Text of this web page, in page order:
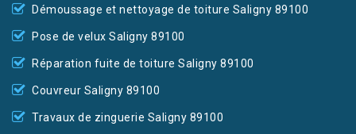
Démoussage et nettoyage de toiture Saligny 89100
Pose de velux Saligny 89100
Réparation fuite de toiture Saligny 89100
Couvreur Saligny 89100
Travaux de zinguerie Saligny 89100